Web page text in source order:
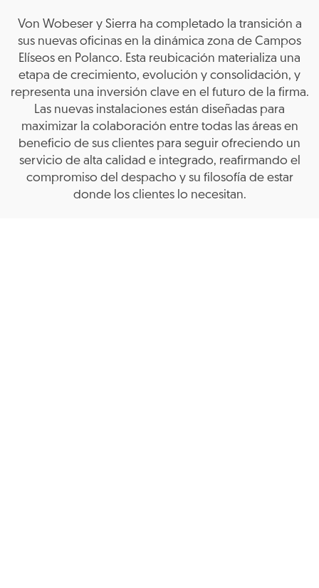
Von Wobeser y Sierra ha completado la transición a
sus nuevas oficinas en la dinámica zona de Campos
Elíseos en Polanco. Esta reubicación materializa una
etapa de crecimiento, evolución y consolidación, y
representa una inversión clave en el futuro de la firma.
Las nuevas instalaciones están diseñadas para
maximizar la colaboración entre todas las áreas en
beneficio de sus clientes para seguir ofreciendo un
servicio de alta calidad e integrado, reafirmando el
compromiso del despacho y su filosofía de estar
donde los clientes lo necesitan.